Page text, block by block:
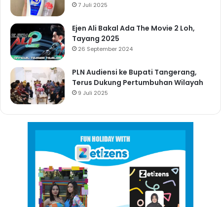
7 Juli 2025
Ejen Ali Bakal Ada The Movie 2 Loh,
Tayang 2025
26 September 2024
PLN Audiensi ke Bupati Tangerang,
Terus Dukung Pertumbuhan Wilayah
9 Juli 2025